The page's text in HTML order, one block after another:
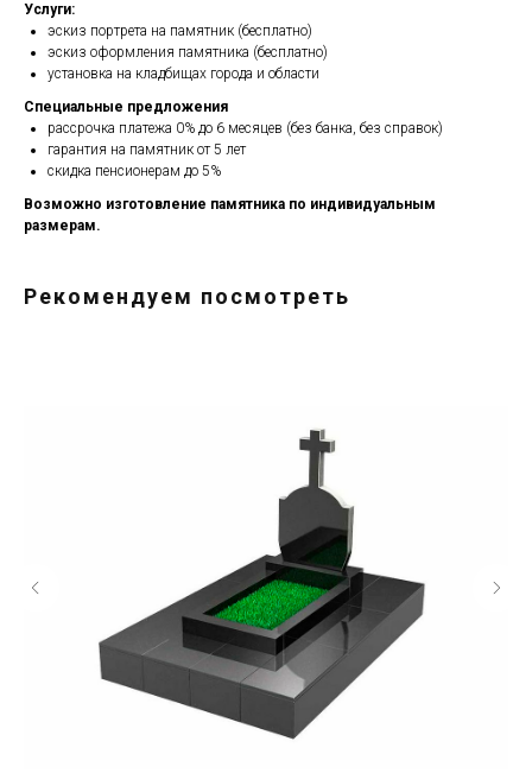
Услуги:
эскиз портрета на памятник (бесплатно)
эскиз оформления памятника (бесплатно)
установка на кладбищах города и области
Специальные предложения
рассрочка платежа 0% до 6 месяцев (без банка, без справок)
гарантия на памятник от 5 лет
скидка пенсионерам до 5%
Возможно изготовление памятника по индивидуальным
размерам.
Рекомендуем посмотреть